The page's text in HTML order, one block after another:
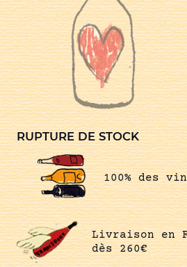
RUPTURE DE STOCK
100% des
Livraison en
dès 260€